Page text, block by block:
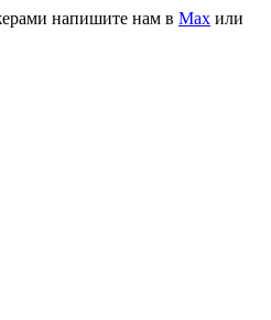
напишите нам в Мах или